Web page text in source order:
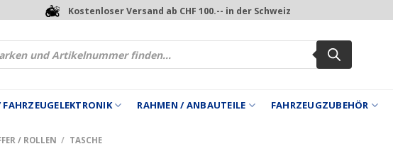
Kostenloser Versand ab CHF 100.-- in der Schweiz
FAHRZEUGELEKTRONIK RAHMEN / ANBAUTEILE FAHRZEUGZUBEHÖR
/ ROLLEN / TASCHE